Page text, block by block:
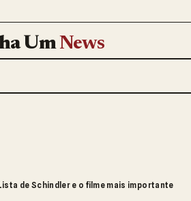
UmNews
de Schindler e o filme mais importante